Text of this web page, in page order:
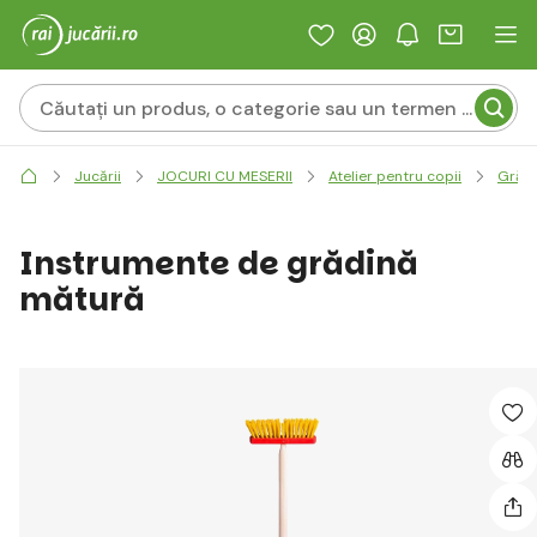
Jucării JOCURI CU MESERII Atelier pentru copii
Instrumente de grădină
mătură